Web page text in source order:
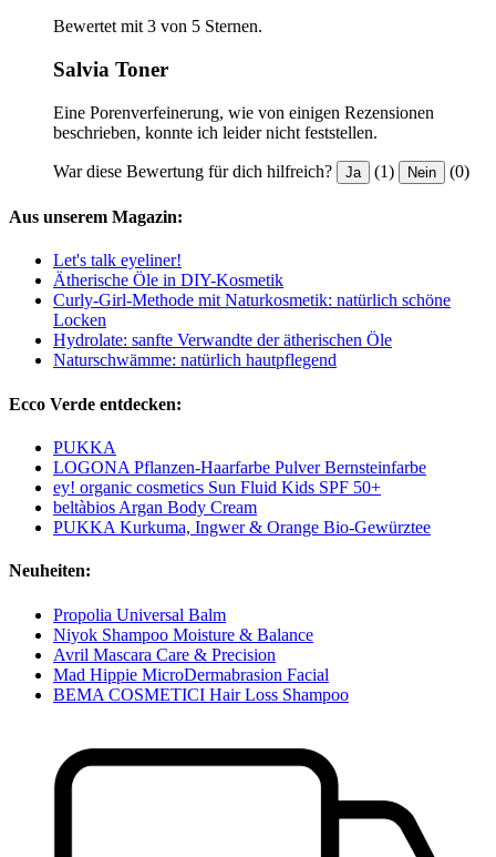
Bewertet mit 3 von 5 Sternen.
Salvia Toner
Eine Porenverfeinerung, wie von einigen Rezensionen
beschrieben, konnte ich leider nicht feststellen.
War diese Bewertung für dich hilfreich? Ja (1) Nein (0)
Aus unserem Magazin:
Let's talk eyeliner!
Ätherische Öle in DIY-Kosmetik
Curly-Girl-Methode mit Naturkosmetik: natürlich schöne
Locken
Hydrolate: sanfte Verwandte der ätherischen Öle
Naturschwämme: natürlich hautpflegend
Ecco Verde entdecken:
PUKKA
LOGONA Pflanzen-Haarfarbe Pulver Bernsteinfarbe
ey! organic cosmetics Sun Fluid Kids SPF 50+
beltàbios Argan Body Cream
PUKKA Kurkuma, Ingwer & Orange Bio-Gewürztee
Neuheiten:
Propolia Universal Balm
Niyok Shampoo Moisture & Balance
Avril Mascara Care & Precision
Mad Hippie MicroDermabrasion Facial
BEMA COSMETICI Hair Loss Shampoo